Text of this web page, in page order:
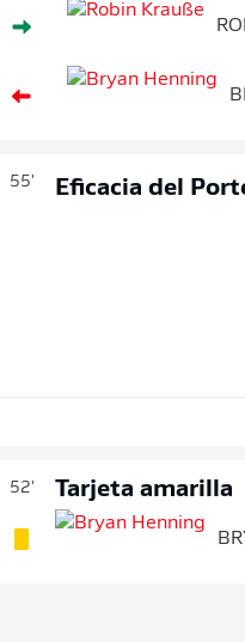
55' Eficacia del
52' Tarjeta amarilla